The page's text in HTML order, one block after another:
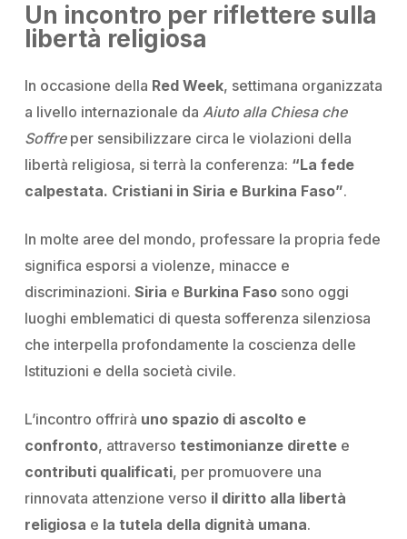
Un incontro per riflettere sulla
libertà religiosa
In occasione della Red Week, settimana organizzata
a livello internazionale da Aiuto alla Chiesa che
Soffreper sensibilizzare circa le violazioni della
libertà religiosa, si terrà la conferenza: “La fede
calpestata. Cristiani in Siria e Burkina Faso”.
In molte aree del mondo, professare la propria fede
significa esporsi a violenze, minacce e
discriminazioni. Siria e Burkina Fasosono oggi
luoghi emblematici di questa sofferenza silenziosa
che interpella profondamente la coscienza delle
Istituzioni e della società civile.
L’incontro offrirà uno spazio di ascolto e
confronto, attraverso testimonianze direttee
contributi qualificati, per promuovere una
rinnovata attenzione verso il diritto alla libertà
religiosa e la tutela della dignità umana.